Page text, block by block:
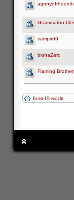
Grammaton
vampir69
biohaZard
Flaming Brother
Foren-Übersicht